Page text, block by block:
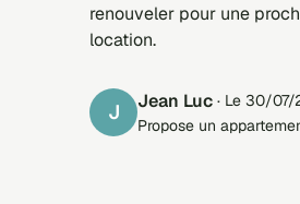
renouveler pour une
location.
J Jean Luc · Le 30/
Propose un